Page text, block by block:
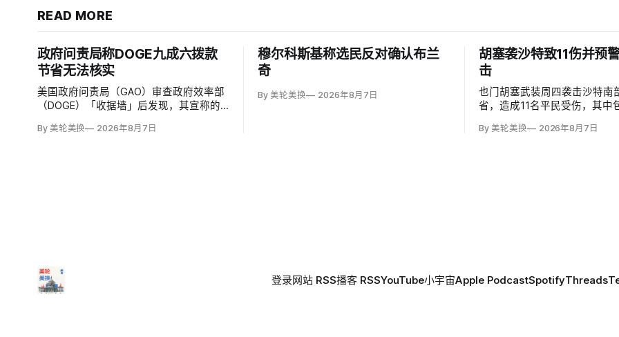
READ MORE
政府问责局称DOGE九成六拨款
节省无法核实
美国政府问责局（GAO）审查政府效率部
（DOGE）「收据墙」后发现，其宣称的
274亿美元节省的2503份合同并未采取终
By 美轮美换 2026年8月7日
穆尔科斯基称选民反对确认布兰
奇
By 美轮美换 2026年8月7日
胡塞袭沙特致11伤并预
击
也门胡塞武装周四袭击沙特南
省，造成11名平民受伤，其中
图尔基·马利基（Turki al-
By 美轮美换 2026年8月7日
登录网站 RSS播客 RSSYouTube小宇宙Apple PodcastSpotifyThreads